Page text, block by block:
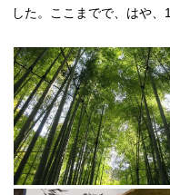
した。ここまでで、はや、